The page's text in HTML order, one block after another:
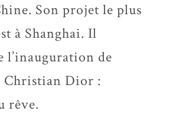
Son projet le plus
à Shanghai. Il
l’inauguration de
Christian Dior :
rêve.